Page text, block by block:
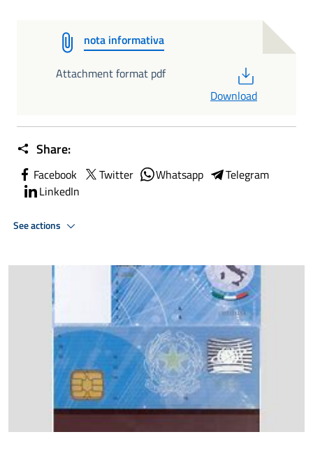
nota informativa
Attachment format pdf
Download
Share:
Facebook Twitter Whatsapp
Telegram
LinkedIn
See actions